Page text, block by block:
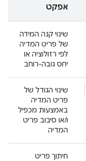
אפקט
שינוי קנה המידה
של פריט המדיה
לפי רזולוציה או
יחס גובה-רוחב
שינוי הגודל של
פריט המדיה
באמצעות מכפיל
ו/או סיבוב פריט
המדיה
חיתוך פריט